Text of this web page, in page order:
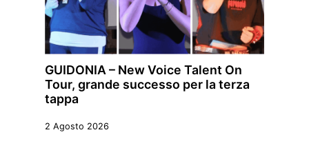
GUIDONIA – New Voice Talent On
Tour, grande successo per la terza
tappa
2 Agosto 2026